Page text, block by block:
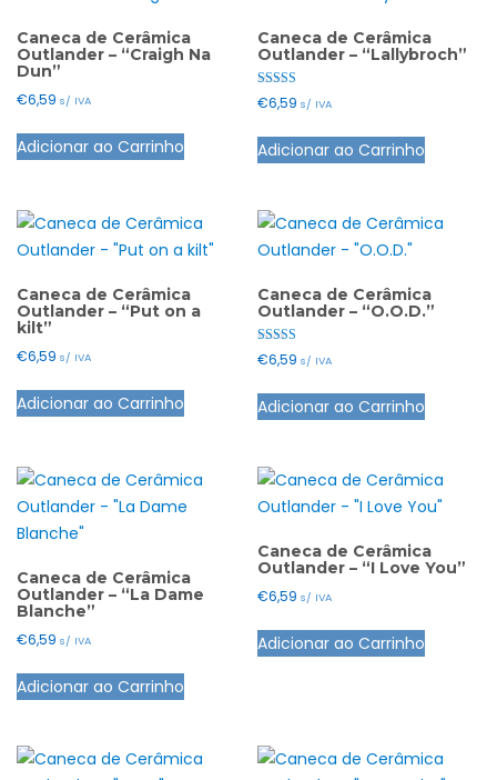
Caneca de Cerâmica
Outlander – “Craigh Na
Dun”
€6,59 s/ IVA
Adicionar ao Carrinho
Caneca de Cerâmica
Outlander – “Lallybroch”
Avaliação
5.00
€6,59 s/ IVA
Adicionar ao Carrinho
Caneca de Cerâmica
Outlander – “Put on a
kilt”
€6,59 s/ IVA
Adicionar ao Carrinho
Caneca de Cerâmica
Outlander – “O.O.D.”
Avaliação
5.00
€6,59 s/ IVA
Adicionar ao Carrinho
Caneca de Cerâmica
Outlander – “La Dame
Blanche”
€6,59 s/ IVA
Adicionar ao Carrinho
Caneca de Cerâmica
Outlander – “I Love You”
€6,59 s/ IVA
Adicionar ao Carrinho